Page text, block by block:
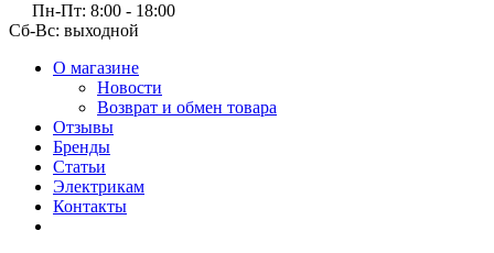
Пн-Пт: 8:00 - 18:00
Сб-Вс: выходной
О магазине
Новости
Возврат и обмен товара
Отзывы
Бренды
Статьи
Электрикам
Контакты